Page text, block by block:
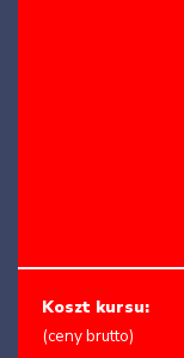
Koszt kursu:
(ceny brutto)